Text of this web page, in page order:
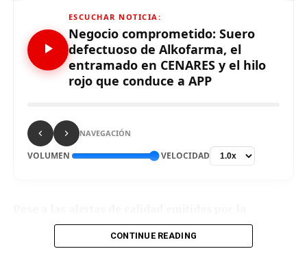
Mantente informado con Limaaldia.pe
ESCUCHAR NOTICIA:
Negocio comprometido: Suero
defectuoso de Alkofarma, el
entramado en CENARES y el hilo
rojo que conduce a APP
NAVEGACIÓN
VOLUMEN VELOCIDAD
DIGEMID sobre un suero de procedencia china,
CENARES otorgó a Alkofarma una ampliación
CONTINUE READING